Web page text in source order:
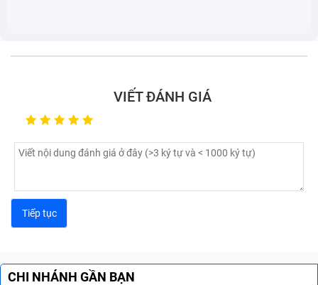
hoặc các laptop không hỗ trợ các loại giao diện nhanh
NVMe SSD (Non-Volatile Memory Express Solid State
Drive) là loại ổ cứng thể rắn (SSD) sử dụng giao diện
nhớ flash NAND. Giao diện NVMe sử dụng kết nối
PCIe (Peripheral Component Interconnect Express)
cao gấp nhiều lần so với các ổ SATA SSD truyền thống.
VIẾT ĐÁNH GIÁ
CHI NHÁNH GẦN BẠN